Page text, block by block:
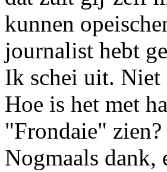
kunnen
journalist hebt
Ik schei uit. Niet
Hoe is het met
"Frondaie" zien?
Nogmaals